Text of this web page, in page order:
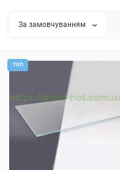
За замовчуванням
ТОП